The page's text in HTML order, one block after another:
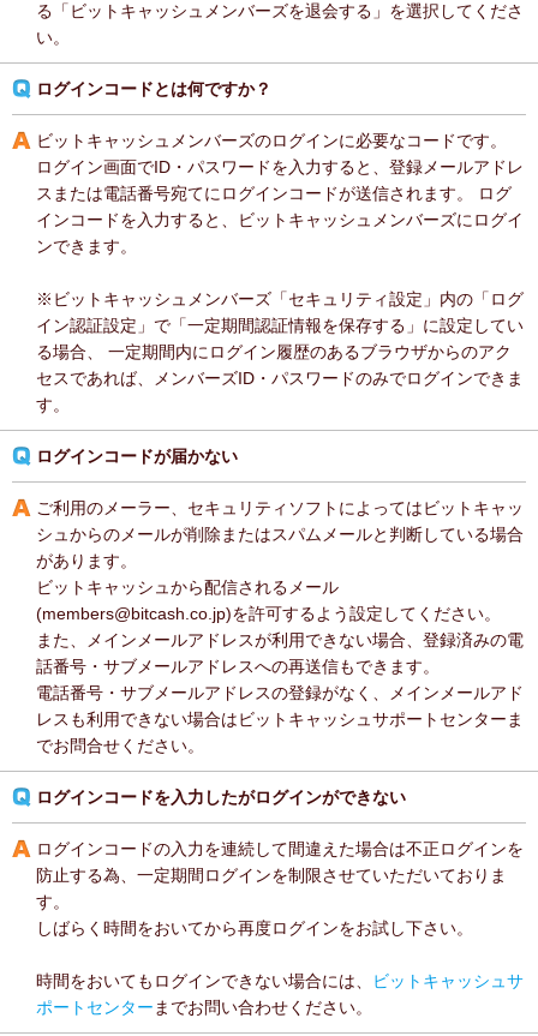
る「ビットキャッシュメンバーズを退会する」を選択してくださ
い。
ログインコードとは何ですか？
ビットキャッシュメンバーズのログインに必要なコードです。
ログイン画面でID・パスワードを入力すると、登録メールアドレ
スまたは電話番号宛てにログインコードが送信されます。 ログ
インコードを入力すると、ビットキャッシュメンバーズにログイ
ンできます。
※ビットキャッシュメンバーズ「セキュリティ設定」内の「ログ
イン認証設定」で「一定期間認証情報を保存する」に設定してい
る場合、 一定期間内にログイン履歴のあるブラウザからのアク
セスであれば、メンバーズID・パスワードのみでログインできま
す。
ログインコードが届かない
ご利用のメーラー、セキュリティソフトによってはビットキャッ
シュからのメールが削除またはスパムメールと判断している場合
があります。
ビットキャッシュから配信されるメール
(members@bitcash.co.jp)を許可するよう設定してください。
また、メインメールアドレスが利用できない場合、登録済みの電
話番号・サブメールアドレスへの再送信もできます。
電話番号・サブメールアドレスの登録がなく、メインメールアド
レスも利用できない場合はビットキャッシュサポートセンターま
でお問合せください。
ログインコードを入力したがログインができない
ログインコードの入力を連続して間違えた場合は不正ログインを
防止する為、一定期間ログインを制限させていただいておりま
す。
しばらく時間をおいてから再度ログインをお試し下さい。
時間をおいてもログインできない場合には、
ビットキャッシュサ
ポートセンター までお問い合わせください。